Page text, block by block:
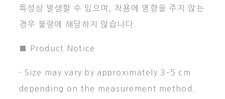
특성상 발생할 수 있으며, 착용에 영향을 주지 않는
경우 불량에 해당하지 않습니다.
■ Product Notice
· Size may vary by approximately 3–5 cm
depending on the measurement method.